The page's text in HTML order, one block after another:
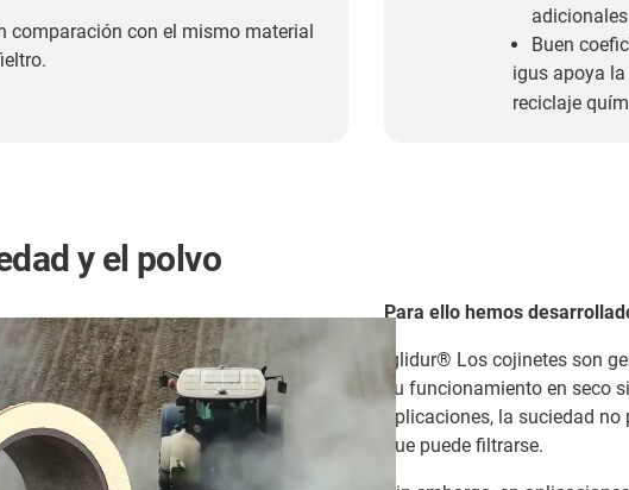
comparación con el mismo material
adicionales
Buen
igus apoya
reciclaje
y el polvo
Para ello hemos
iglidur® Los cojinetes son
su funcionamiento en seco
aplicaciones, la suciedad
que puede filtrarse.